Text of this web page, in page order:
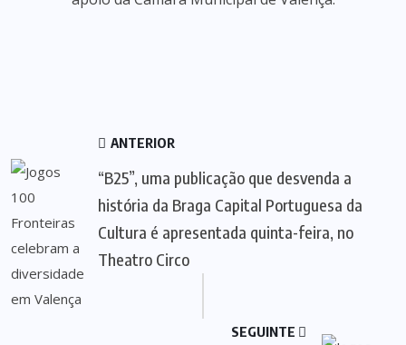
ANTERIOR
“B25”, uma publicação que desvenda a
história da Braga Capital Portuguesa da
Cultura é apresentada quinta-feira, no
Theatro Circo
SEGUINTE